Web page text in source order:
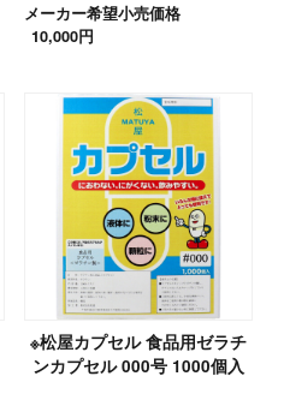
メーカー希望小売価格
10,000円
※松屋カプセル 食品用ゼラチ
ンカプセル 000号 1000個入